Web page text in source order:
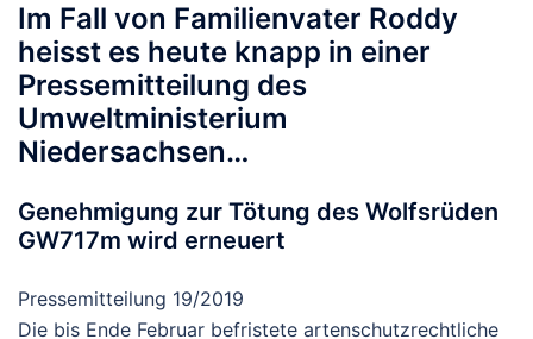
Im Fall von Familienvater Roddy
heisst es heute knapp in einer
Pressemitteilung des
Umweltministerium
Niedersachsen…
Genehmigung zur Tötung des Wolfsrüden
GW717m wird erneuert
Pressemitteilung 19/2019
Die bis Ende Februar befristete artenschutzrechtliche